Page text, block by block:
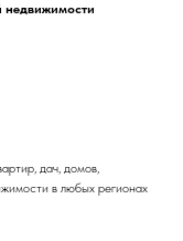
недвижимости
дач, домов,
в любых регионах